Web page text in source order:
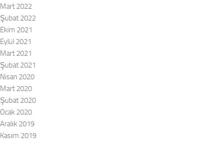
Mart 2022
Şubat 2022
Ekim 2021
Eylül 2021
Mart 2021
Şubat 2021
Nisan 2020
Mart 2020
Şubat 2020
Ocak 2020
Aralık 2019
Kasım 2019